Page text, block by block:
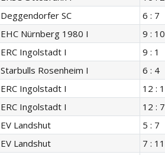
Deggendorfer SC 6 : 7
EHC Nürnberg 1980 I
9 : 10
ERC Ingolstadt I
9 : 1
Starbulls Rosenheim I
6 : 4
ERC Ingolstadt I
12 : 1
ERC Ingolstadt I
12 : 7
EV Landshut
5 : 7
EV Landshut
7 : 11